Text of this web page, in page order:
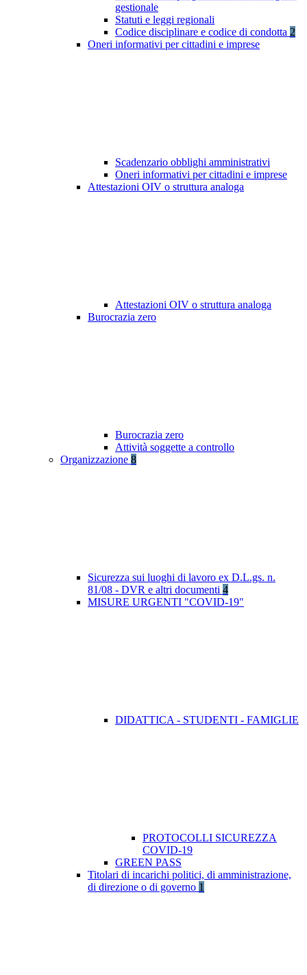
gestionale
Statuti e leggi regionali
Codice disciplinare e codice di condotta 2
Oneri informativi per cittadini e imprese
Scadenzario obblighi amministrativi
Oneri informativi per cittadini e imprese
Attestazioni OIV o struttura analoga
Attestazioni OIV o struttura analoga
Burocrazia zero
Burocrazia zero
Attività soggette a controllo
Organizzazione 8
Sicurezza sui luoghi di lavoro ex D.L.gs. n.
81/08 - DVR e altri documenti 4
MISURE URGENTI "COVID-19"
DIDATTICA - STUDENTI - FAMIGLIE
PROTOCOLLI SICUREZZA
COVID-19
GREEN PASS
Titolari di incarichi politici, di amministrazione,
di direzione o di governo 1